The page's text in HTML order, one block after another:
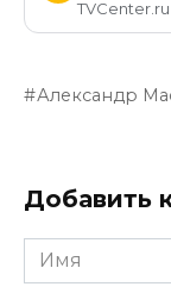
Александр
Добавить
Имя